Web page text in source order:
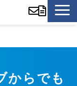
からでも